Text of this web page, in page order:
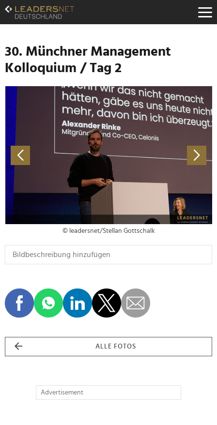
Zum
Inhalt
Zur
Navigation
Zur
Hauptnavigation
30. Münchner Management
Kolloquium / Tag 2
© leadersnet/Stellan Gottschalk
ALLE FOTOS
Advertisement